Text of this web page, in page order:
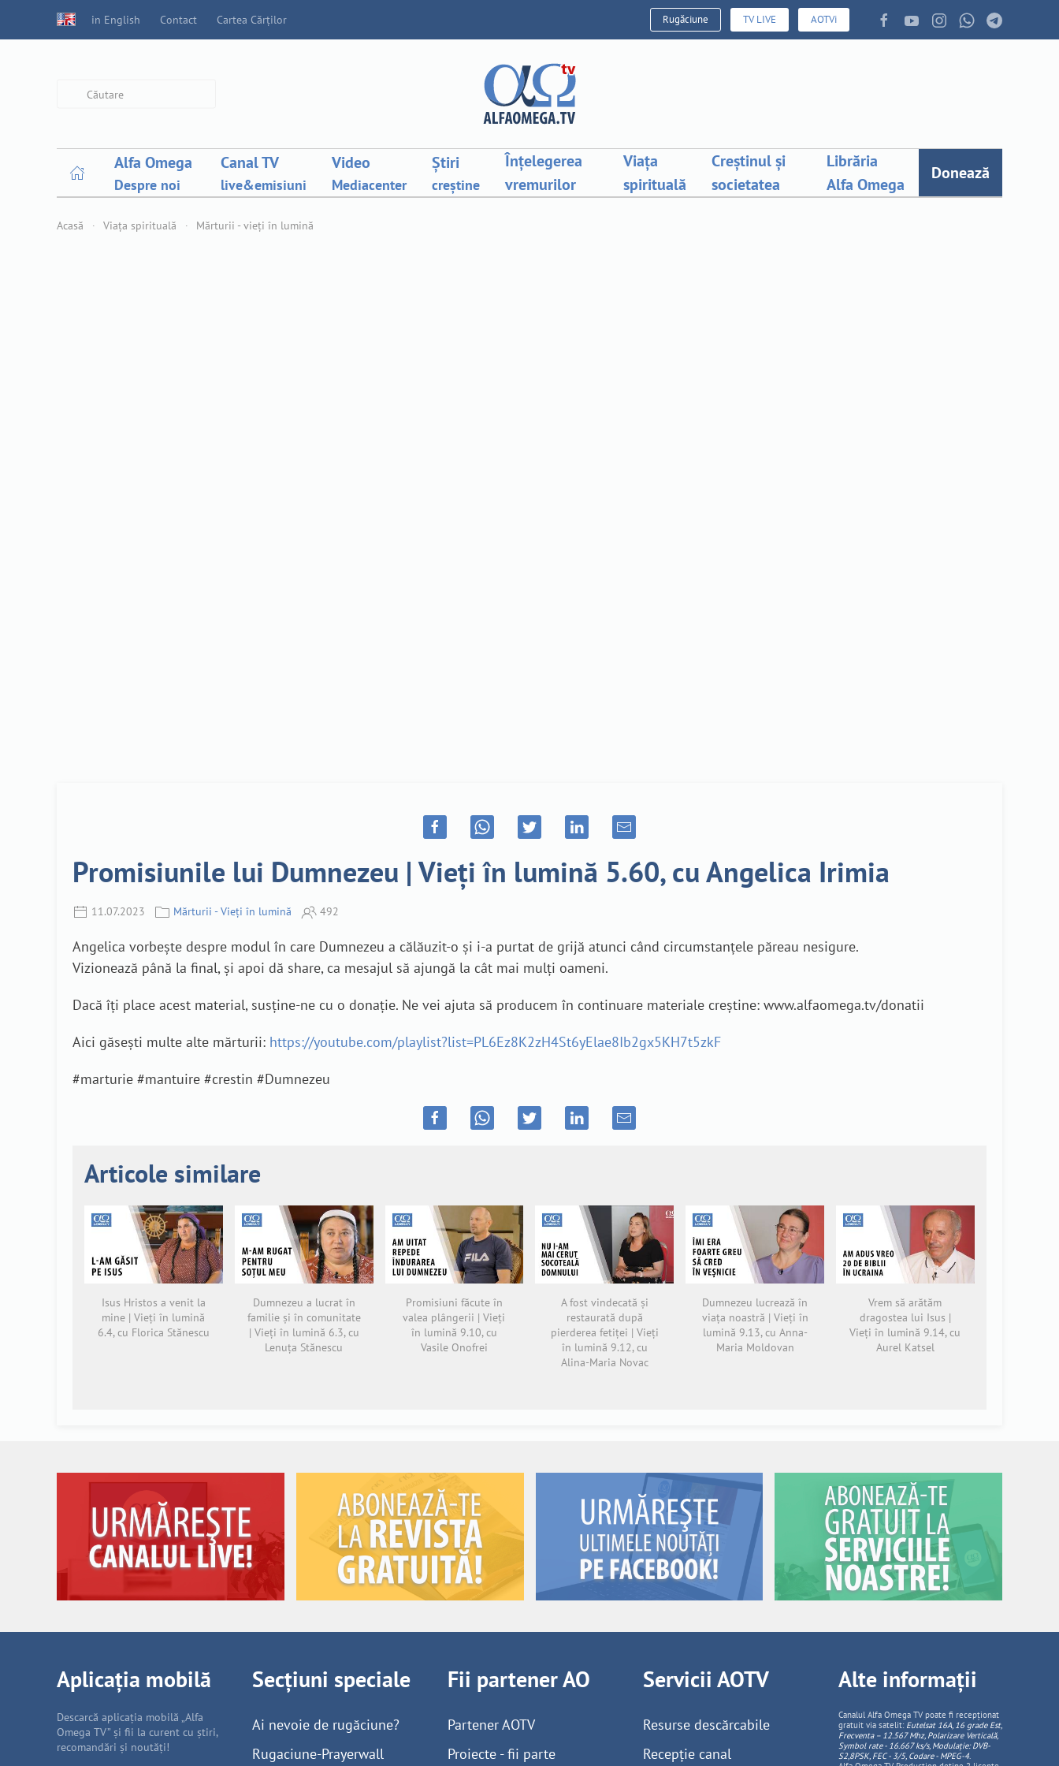
in English Contact Cartea Cărților Rugăciune TV LIVE AOTVi
Alfa Omega
Despre noi
Canal TV
live&emisiuni
Video
Mediacenter
Știri
creștine
Înțelegerea
vremurilor
Viața
spirituală
Creștinul și
societatea
Librăria
Alfa Omega
Donează
Acasă Viața spirituală Mărturii - vieți în lumină
Promisiunile lui Dumnezeu | Vieți în lumină 5.60, cu Angelica Irimia
11.07.2023 Mărturii - Vieți în lumină 492
Angelica vorbește despre modul în care Dumnezeu a călăuzit-o și i-a purtat de grijă atunci când circumstanțele păreau nesigure.
Vizionează până la final, și apoi dă share, ca mesajul să ajungă la cât mai mulți oameni.
Dacă îți place acest material, susține-ne cu o donație. Ne vei ajuta să producem în continuare materiale creștine: www.alfaomega.tv/donatii
Aici găsești multe alte mărturii: https://youtube.com/playlist?list=PL6Ez8K2zH4St6yElae8Ib2gx5KH7t5zkF
#marturie #mantuire #crestin #Dumnezeu
Articole similare
Isus Hristos a venit la
mine | Vieți în lumină
6.4, cu Florica Stănescu
Dumnezeu a lucrat în
familie și în comunitate
| Vieți în lumină 6.3, cu
Lenuța Stănescu
Promisiuni făcute în
valea plângerii | Vieți
în lumină 9.10, cu
Vasile Onofrei
A fost vindecată și
restaurată după
pierderea fetiței | Vieți
în lumină 9.12, cu
Alina-Maria Novac
Dumnezeu lucrează în
viața noastră | Vieți în
lumină 9.13, cu Anna-
Maria Moldovan
Vrem să arătăm
dragostea lui Isus |
Vieți în lumină 9.14, cu
Aurel Katsel
Aplicația mobilă
Descarcă aplicația mobilă „Alfa
Omega TV” și fii la curent cu știri,
recomandări și noutăți!
Secțiuni speciale
Ai nevoie de rugăciune?
Rugaciune-Prayerwall
Fii partener AO
Partener AOTV
Proiecte - fii parte
Servicii AOTV
Resurse descărcabile
Recepție canal
Alte informații
Canalul Alfa Omega TV poate fi recepționat
gratuit via satelit: Eutelsat 16A, 16 grade Est,
Frecventa – 12.567 Mhz, PolarizareVerticală,
Symbol rate - 16.667 ks/s, Modulație: DVB-
S2,8PSK, FEC - 3/5, Codare - MPEG-4.